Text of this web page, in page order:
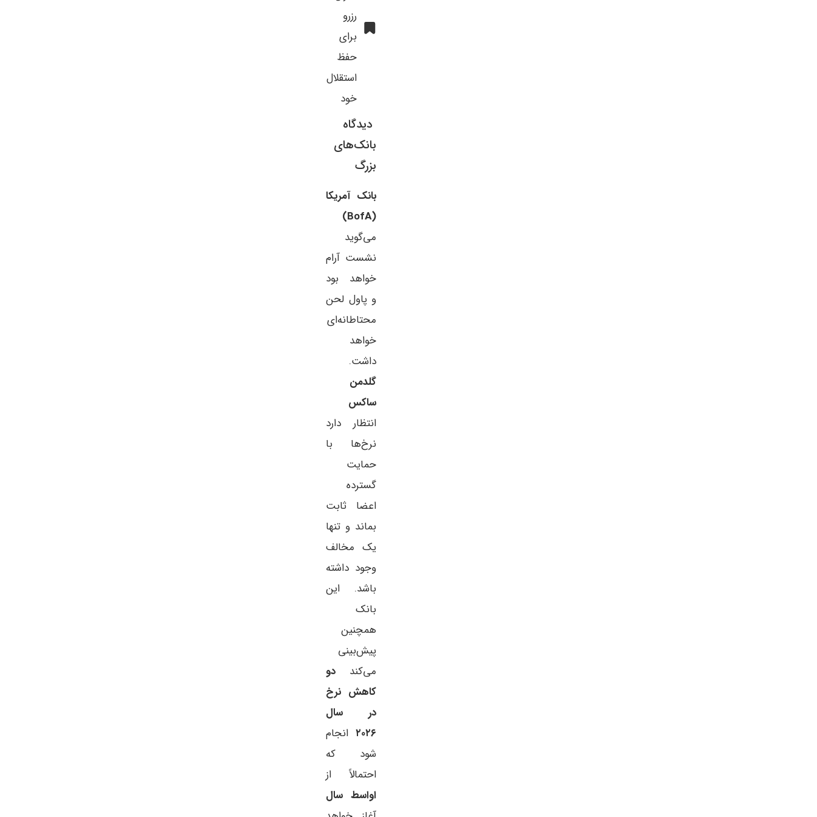
رزرو
برای
حفظ
استقلال
خود
دیدگاه
بانک‌های
بزرگ
بانک آمریکا
(BofA)
می‌گوید
نشست آرام
خواهد بود
و پاول لحن
محتاطانه‌ای
خواهد
داشت.
گلدمن
ساکس
انتظار دارد
نرخ‌ها با
حمایت
گسترده
اعضا ثابت
بماند و تنها
یک مخالف
وجود داشته
باشد. این
بانک
همچنین
پیش‌بینی
می‌کند دو
کاهش نرخ
در سال
۲۰۲۶ انجام
شود که
احتمالاً از
اواسط سال